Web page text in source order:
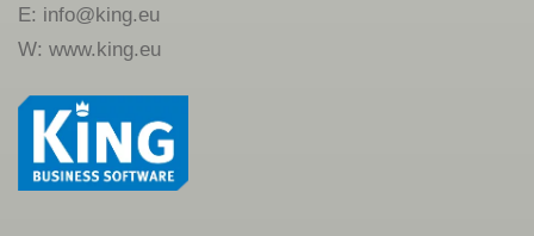
E: info@king.eu
W: www.king.eu